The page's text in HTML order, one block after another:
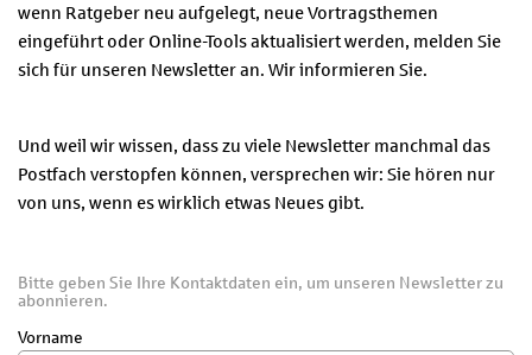
wenn Ratgeber neu aufgelegt, neue Vortragsthemen
eingeführt oder Online-Tools aktualisiert werden, melden Sie
sich für unseren Newsletter an. Wir informieren Sie.
Und weil wir wissen, dass zu viele Newsletter manchmal das
Postfach verstopfen können, versprechen wir: Sie hören nur
von uns, wenn es wirklich etwas Neues gibt.
Bitte geben Sie Ihre Kontaktdaten ein, um unseren Newsletter zu
abonnieren.
Vorname